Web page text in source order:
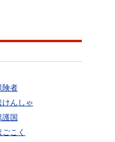
険者
けんしゃ
護国
こく